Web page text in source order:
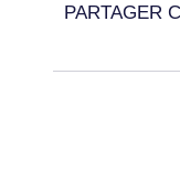
PARTAGER